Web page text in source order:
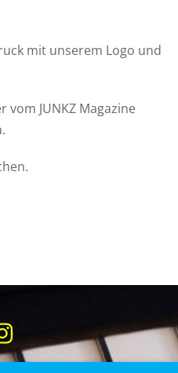
mit unserem Logo und
vom JUNKZ Magazine